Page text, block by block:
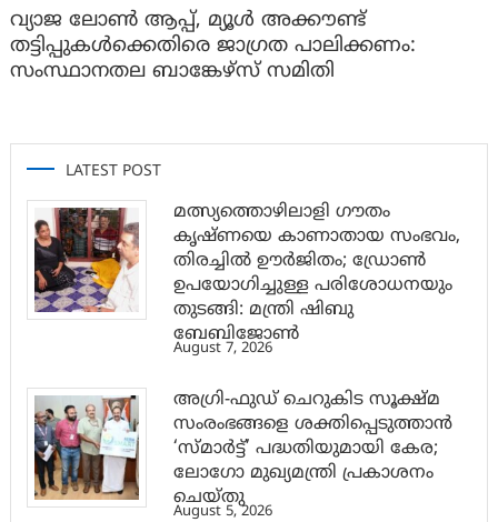
വ്യാജ ലോൺ ആപ്പ്, മ്യൂൾ അക്കൗണ്ട്
തട്ടിപ്പുകൾക്കെതിരെ ജാ​ഗ്രത പാലിക്കണം:
സംസ്ഥാനതല ബാങ്കേഴ്സ് സമിതി
LATEST POST
മത്സ്യത്തൊഴിലാളി ഗൗതം
കൃഷ്ണയെ കാണാതായ സംഭവം,
തിരച്ചിൽ ഊർജിതം; ഡ്രോണ്‍
ഉപയോഗിച്ചുള്ള പരിശോധനയും
തുടങ്ങി: മന്ത്രി ഷിബു
ബേബിജോണ്‍
August 7, 2026
അഗ്രി-ഫുഡ് ചെറുകിട സൂക്ഷ്മ
സംരംഭങ്ങളെ ശക്തിപ്പെടുത്താന്‍
‘സ്മാര്‍ട്ട്’ പദ്ധതിയുമായി കേര;
ലോഗോ മുഖ്യമന്ത്രി പ്രകാശനം
ചെയ്തു
August 5, 2026